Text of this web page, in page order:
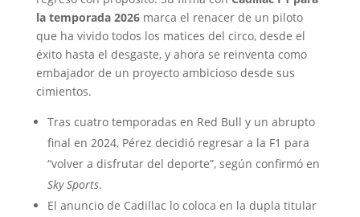
la temporada 2026marca el renacer de un piloto
que ha vivido todos los matices del circo, desde el
éxito hasta el desgaste, y ahora se reinventa como
embajador de un proyecto ambicioso desde sus
cimientos.
Tras cuatro temporadas en Red Bull y un abrupto
final en 2024, Pérez decidió regresar a la F1 para
“volver a disfrutar del deporte”, según confirmó en
Sky Sports.
El anuncio de Cadillac lo coloca en la dupla titular